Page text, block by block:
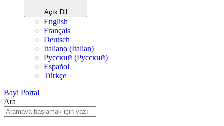
Açık Dil
English
Français
Deutsch
Italiano (Italian)
Русский (Pусский)
Español
Türkçe
Bayi Portal
Ara